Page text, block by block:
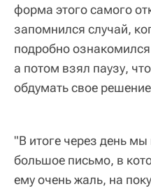
форма этого самого
запомнился случай,
подробно
а потом взял паузу,
обдумать свое
"В итоге через день мы
большое письмо, в
ему очень жаль, на